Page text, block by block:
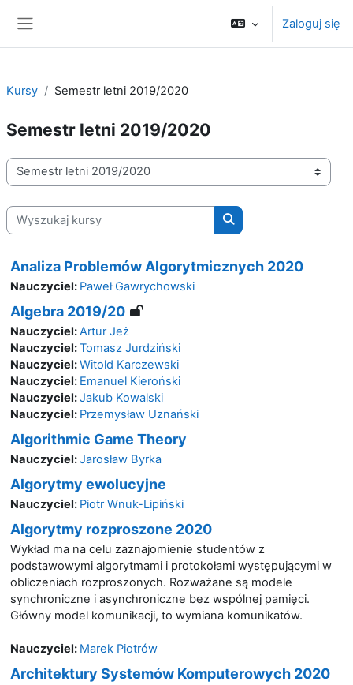
Zaloguj się
Kursy Semestr letni 2019/2020
Semestr letni 2019/2020
Kategorie kursów
Wyszukaj kursy
Wyszukaj kursy
Analiza Problemów Algorytmicznych 2020
Nauczyciel: Paweł Gawrychowski
Algebra 2019/20
Nauczyciel:Artur Jeż
Nauczyciel:Tomasz Jurdziński
Nauczyciel:Witold Karczewski
Nauczyciel: Emanuel Kieroński
Nauczyciel:Jakub Kowalski
Nauczyciel: Przemysław Uznański
Algorithmic Game Theory
Nauczyciel:Jarosław Byrka
Algorytmy ewolucyjne
Nauczyciel: Piotr Wnuk-Lipiński
Algorytmy rozproszone 2020
Wykład ma na celu zaznajomienie studentów z
podstawowymi algorytmami i protokołami występującymi w
obliczeniach rozproszonych. Rozważane są modele
synchroniczne i asynchroniczne bez wspólnej pamięci.
Główny model komunikacji, to wymiana komunikatów.
Nauczyciel: Marek Piotrów
Architektury Systemów Komputerowych 2020